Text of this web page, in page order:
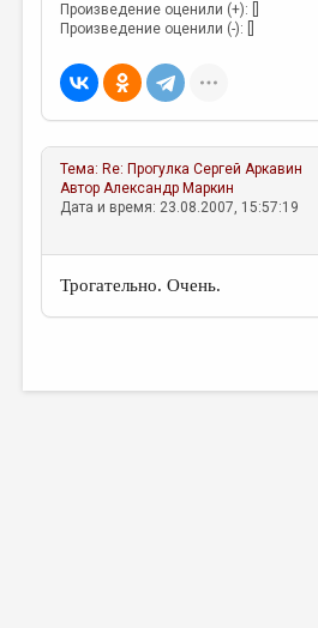
РЕДКОЛЛЕГИЯ
МАЛАЯ ПРОЗА
ЭССЕИСТИКА
ЛИТЕРАТУРОВЕДЕНИЕ
РЕЦЕНЗИРОВАНИЕ
ТРЕДИАКОВСКИЙ
Произведение оценили (+): []
Произведение оценили (-): []
Тема: Re: Прогулка Сергей Аркавин
АвторАлександр Маркин
Дата и время: 23.08.2007, 15:57:19
Трогательно. Очень.